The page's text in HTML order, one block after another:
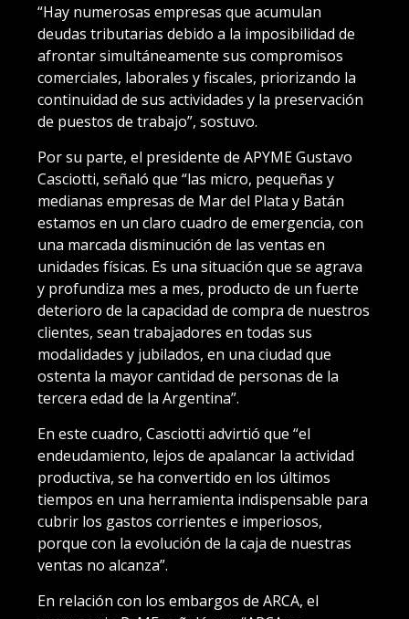
“Hay numerosas empresas que acumulan
deudas tributarias debido a la imposibilidad de
afrontar simultáneamente sus compromisos
comerciales, laborales y fiscales, priorizando la
continuidad de sus actividades y la preservación
de puestos de trabajo”, sostuvo.
Por su parte, el presidente de APYME Gustavo
Casciotti, señaló que “las micro, pequeñas y
medianas empresas de Mar del Plata y Batán
estamos en un claro cuadro de emergencia, con
una marcada disminución de las ventas en
unidades físicas. Es una situación que se agrava
y profundiza mes a mes, producto de un fuerte
deterioro de la capacidad de compra de nuestros
clientes, sean trabajadores en todas sus
modalidades y jubilados, en una ciudad que
ostenta la mayor cantidad de personas de la
tercera edad de la Argentina”.
En este cuadro, Casciotti advirtió que “el
endeudamiento, lejos de apalancar la actividad
productiva, se ha convertido en los últimos
tiempos en una herramienta indispensable para
cubrir los gastos corrientes e imperiosos,
porque con la evolución de la caja de nuestras
ventas no alcanza”.
En relación con los embargos de ARCA, el